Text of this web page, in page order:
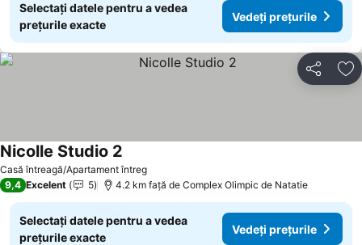
Selectați datele pentru a vedea
prețurile exacte
Vedeți prețurile
Distribuiți
Casă întreagă/Apartament întreg
Nicolle Studio 2
9,4 Excelent 5 4.2 km faţă de Complex Olimpic de Natatie
Selectați datele pentru a vedea
prețurile exacte
Vedeți prețurile